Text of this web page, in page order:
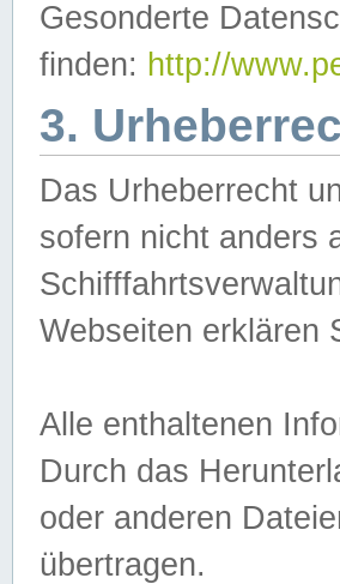
Gesonderte
finden: http://
3.
Das Urheberrecht
sofern nicht anders
Webseiten erklären
Alle enthaltenen
Durch das
oder anderen
übertragen.